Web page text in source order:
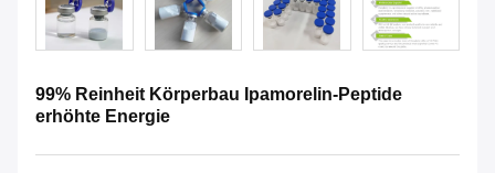
99% Reinheit Körperbau Ipamorelin-Peptide
erhöhte Energie